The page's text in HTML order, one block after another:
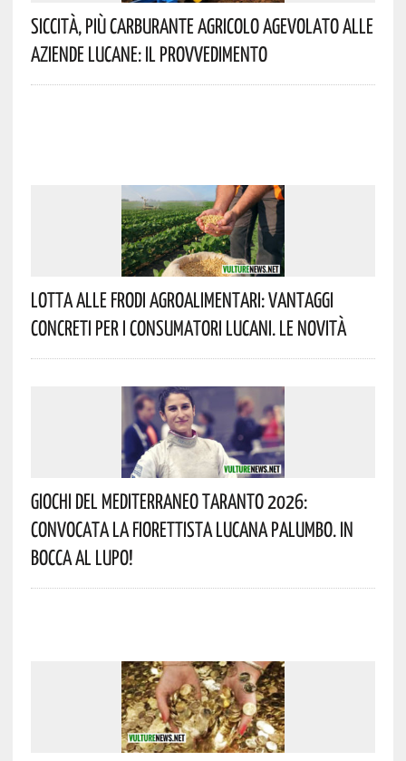
Siccità, Più Carburante Agricolo Agevolato Alle
Aziende Lucane: Il Provvedimento
Lotta Alle Frodi Agroalimentari: Vantaggi
Concreti Per I Consumatori Lucani. Le Novità
Giochi Del Mediterraneo Taranto 2026:
Convocata La Fiorettista Lucana Palumbo. In
Bocca Al Lupo!